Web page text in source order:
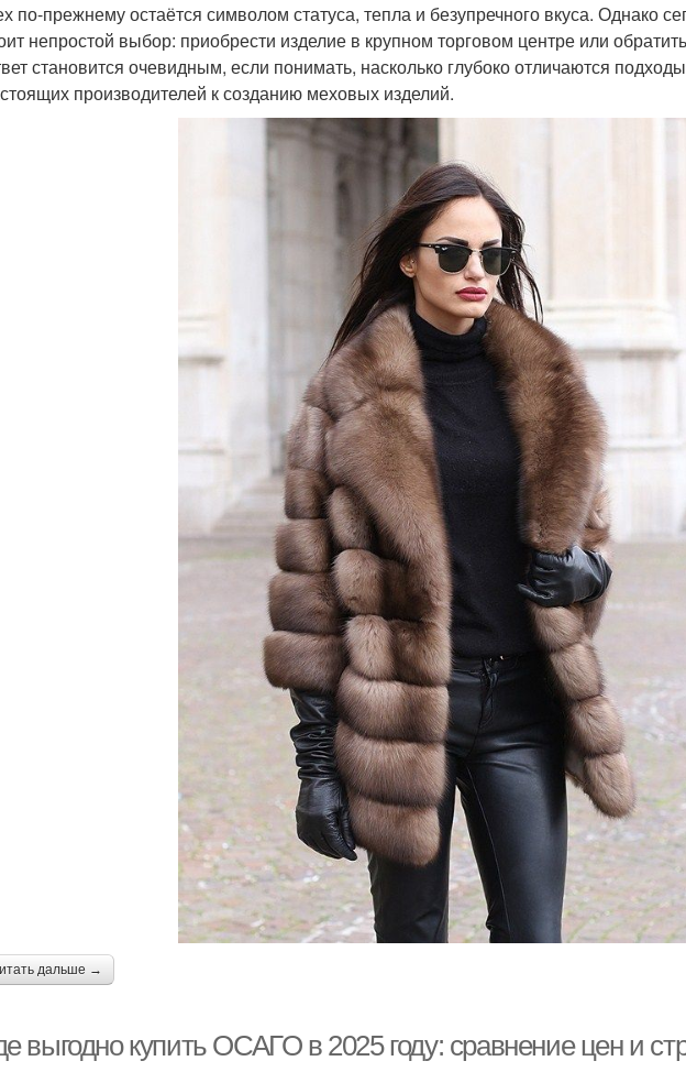
по-прежнему остаётся символом статуса, тепла и безупречного вкуса. Однако
непростой выбор: приобрести изделие в крупном торговом центре или
становится очевидным, если понимать, насколько глубоко отличаются
производителей к созданию меховых изделий.
дальше →
выгодно купить ОСАГО в 2025 году: сравнение цен и